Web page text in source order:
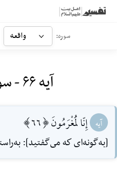
سوره: واقعه
آیه ۶۶ - سوره واقعه
آیه إِنّا لَمُغْرَمُونَ [66]
[به‌گونه‌اى كه مى‌گفتيد]: